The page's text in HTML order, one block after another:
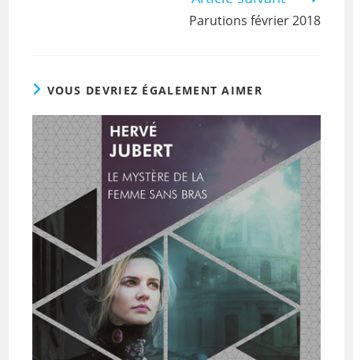
Parutions février 2018
VOUS DEVRIEZ ÉGALEMENT AIMER